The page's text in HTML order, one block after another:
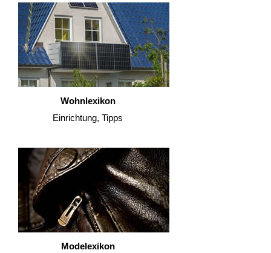
Wohnlexikon
Einrichtung, Tipps
Modelexikon